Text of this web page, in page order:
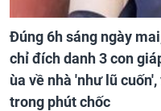
Đúng 6h sáng ngày
chỉ đích danh 3 con
ùa về nhà 'như lũ
trong phút chốc